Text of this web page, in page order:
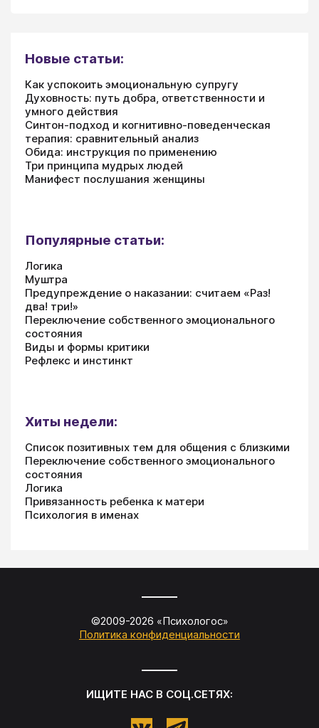
Новые статьи:
Как успокоить эмоциональную супругу
Духовность: путь добра, ответственности и
умного действия
Синтон-подход и когнитивно-поведенческая
терапия: сравнительный анализ
Обида: инструкция по применению
Три принципа мудрых людей
Манифест послушания женщины
Популярные статьи:
Логика
Муштра
Предупреждение о наказании: считаем «Раз!
два! три!»
Переключение собственного эмоционального
состояния
Виды и формы критики
Рефлекс и инстинкт
Хиты недели:
Список позитивных тем для общения с близкими
Переключение собственного эмоционального
состояния
Логика
Привязанность ребенка к матери
Психология в именах
©2009-2026 «Психологос»
Политика конфиденциальности
ИЩИТЕ НАС В СОЦ.СЕТЯХ: